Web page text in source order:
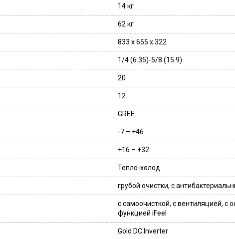
14 кг
62 кг
833 х 655 х 322
1/4 (6.35)-5/8 (15.9)
20
12
GREE
-7 – +46
+16 – +32
Тепло-холод
грубой очистки, с
с самоочисткой, с вентиляцией, с
функцией iFeel
Gold DC Inverter